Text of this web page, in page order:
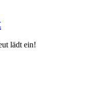
lädt ein!